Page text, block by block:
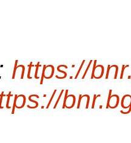
https://